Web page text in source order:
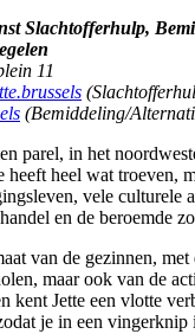
Slachtofferhulp,
11
(Bemiddeling/
parel, in het
heeft heel wat troeven,
vele culturele
en de beroemde
van de gezinnen,
maar ook van de
kent Jette een vlotte
je in een vingerknip